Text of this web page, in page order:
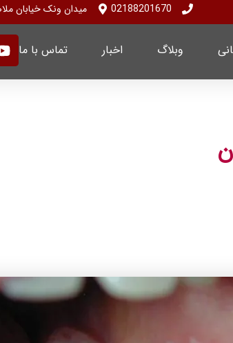
02188201670 میدان ونک خیابان ملاصدرا پلاک 8
وبلاگ اخبار تماس با ما